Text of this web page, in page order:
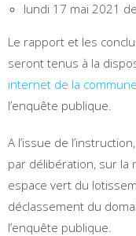
lundi 17 mai 2021
Le rapport et les
seront tenus à la
internet de la commune
l’enquête publique.
A l’issue de
par délibération, sur la
espace vert du
déclassement du
l’enquête publique.